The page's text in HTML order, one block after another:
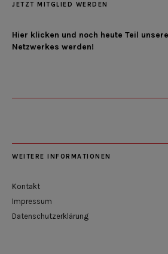
JETZT MITGLIED WERDEN
Hier klicken und noch heute Teil
Netzwerkes werden!
WEITERE INFORMATIONEN
Kontakt
Impressum
Datenschutzerklärung